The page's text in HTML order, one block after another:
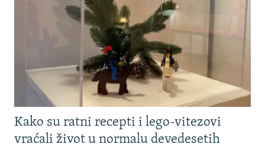
Kako su ratni recepti i lego-vitezovi
vraćali život u normalu devedesetih